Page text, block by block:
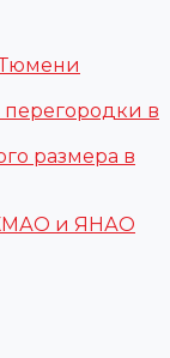
в
размера в
и ЯНАО